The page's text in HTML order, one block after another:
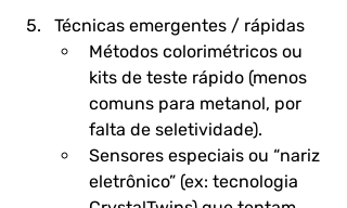
Técnicas emergentes / rápidas
Métodos colorimétricos ou
kits de teste rápido (menos
comuns para metanol, por
falta de seletividade).
Sensores especiais ou “nariz
eletrônico” (ex: tecnologia